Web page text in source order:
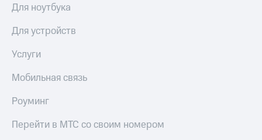
Для ноутбука
Для устройств
Услуги
Мобильная связь
Роуминг
Перейти в МТС со своим номером